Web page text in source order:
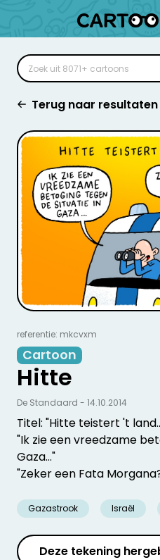
Terug naar resultaten
referentie: mkcvxm
Cartoon
Hitte
Titel: "Hitte teistert 't
"Ik zie een vreedzame
Gaza..."
"Zeker een Fata
Gazastrook Israël
De Standaard - 14.10.2014
Deze tekening